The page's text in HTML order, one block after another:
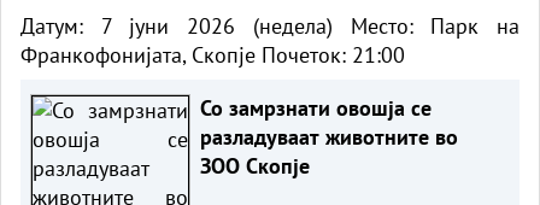
Датум: 7 јуни 2026 (недела) Место: Парк на
Франкофонијата, Скопје Почеток: 21:00
Со замрзнати овошја се
разладуваат животните во
ЗОО Скопје